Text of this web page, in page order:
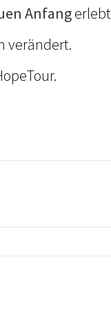
Anfang
verändert.